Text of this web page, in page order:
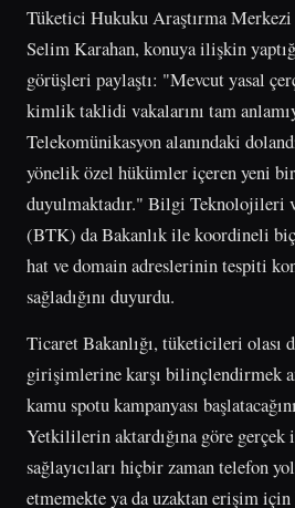
Tüketici Hukuku Araştırma
Selim Karahan, konuya ilişkin
görüşleri paylaştı: "Mevcut yasal
kimlik taklidi vakalarını tam
Telekomünikasyon alanındaki
yönelik özel hükümler içeren yeni
duyulmaktadır." Bilgi Teknolojileri
(BTK) da Bakanlık ile koordineli
hat ve domain adreslerinin tespiti
sağladığını duyurdu.
Ticaret Bakanlığı, tüketicileri olası
girişimlerine karşı bilinçlendirmek
kamu spotu kampanyası
Yetkililerin aktardığına göre gerçek
sağlayıcıları hiçbir zaman telefon
etmemekte ya da uzaktan erişim